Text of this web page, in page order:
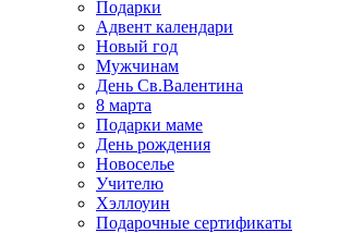
Подарки
Адвент календари
Новый год
Мужчинам
День Св.Валентина
8 марта
Подарки маме
День рождения
Новоселье
Учителю
Хэллоуин
Подарочные сертификаты